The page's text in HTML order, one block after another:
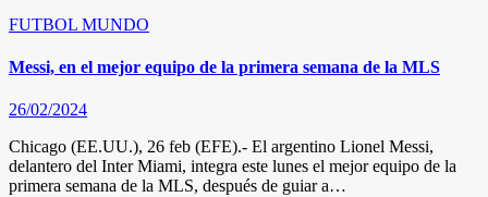
FUTBOL MUNDO
Messi, en el mejor equipo de la primera semana de la MLS
26/02/2024
Chicago (EE.UU.), 26 feb (EFE).- El argentino Lionel Messi,
delantero del Inter Miami, integra este lunes el mejor equipo de la
primera semana de la MLS, después de guiar a…